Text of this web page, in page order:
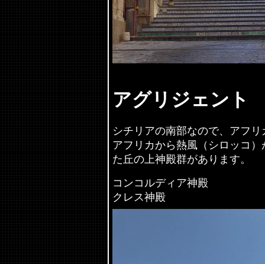
アグリジェント
シチリアの南部なので、アフ
アフリカから熱風（シロッコ
た丘の上神殿群があります。
コンコ
クレス神殿